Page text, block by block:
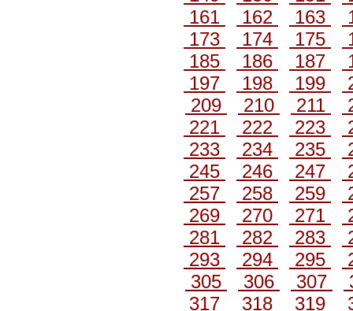
161
162 163
173
174 175
185
186 187
197
198 199
209
210 211
221
222 223
233
234 235
245
246 247
257
258 259
269
270 271
281
282 283
293
294 295
305
306 307
317
318 319